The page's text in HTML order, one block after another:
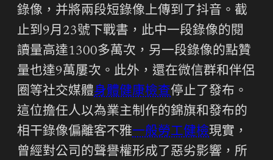
錄像，并將兩段短錄像上傳到了抖音。截
止到9月23號下戰書，此中一段錄像的閱
讀量高達1300多萬次，另一段錄像的點贊
量也達9萬屢次。此外，還在微信群和伴侶
圈等社交媒體身體健康檢查停止了發布。
這位擔任人以為業主制作的錦旗和發布的
相干錄像偏離客不雅一般勞工健檢現實，
曾經對公司的聲譽權形成了惡劣影響，所